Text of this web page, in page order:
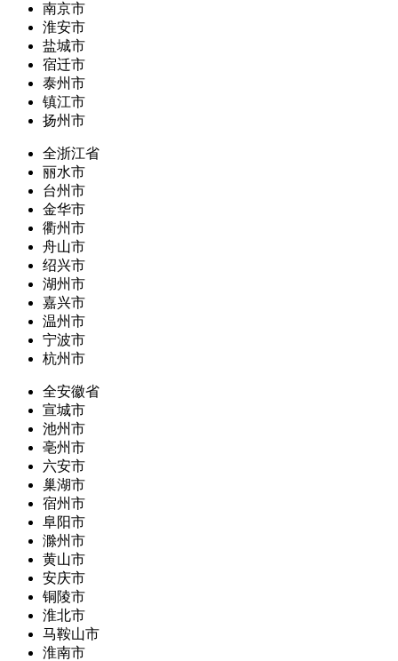
南京市
淮安市
盐城市
宿迁市
泰州市
镇江市
扬州市
全浙江省
丽水市
台州市
金华市
衢州市
舟山市
绍兴市
湖州市
嘉兴市
温州市
宁波市
杭州市
全安徽省
宣城市
池州市
亳州市
六安市
巢湖市
宿州市
阜阳市
滁州市
黄山市
安庆市
铜陵市
淮北市
马鞍山市
淮南市